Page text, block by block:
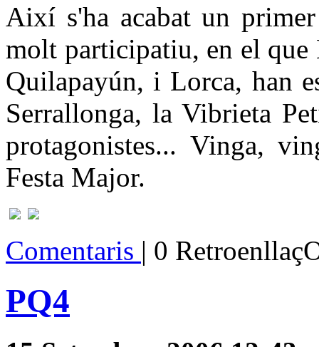
Així s'ha acabat un
molt participatiu, en el que
Quilapayún, i Lorca, han
Serrallonga, la Vibrieta
protagonistes... Vinga,
Festa Major.
Comentaris | 0
PQ4